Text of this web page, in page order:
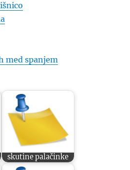
med spanjem
skutine palačinke